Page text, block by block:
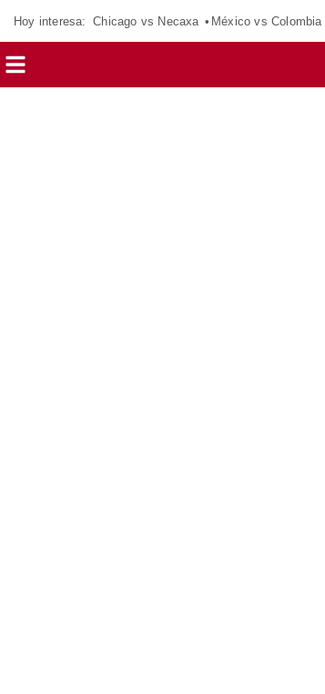
Hoy interesa: Chicago vs Necaxa México vs Colombia